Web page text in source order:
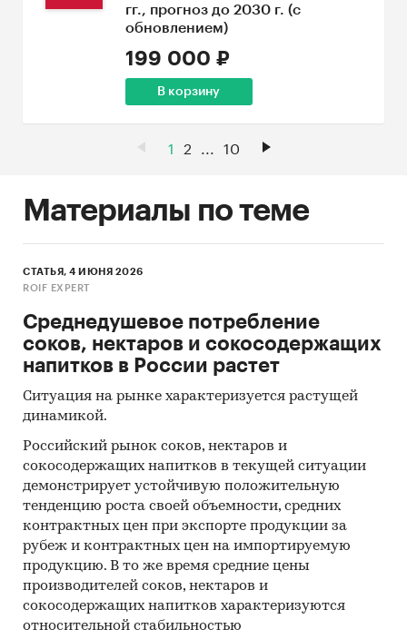
гг., прогноз до 2030 г. (с
обновлением)
199 000 ₽
В корзину
1 2 ... 10
Материалы по теме
СТАТЬЯ, 4 ИЮНЯ 2026
ROIF EXPERT
Среднедушевое потребление
соков, нектаров и сокосодержащих
напитков в России растет
Ситуация на рынке характеризуется растущей
динамикой.
Российский рынок соков, нектаров и
сокосодержащих напитков в текущей ситуации
демонстрирует устойчивую положительную
тенденцию роста своей объемности, средних
контрактных цен при экспорте продукции за
рубеж и контрактных цен на импортируемую
продукцию. В то же время средние цены
производителей соков, нектаров и
сокосодержащих напитков характеризуются
относительной стабильностью